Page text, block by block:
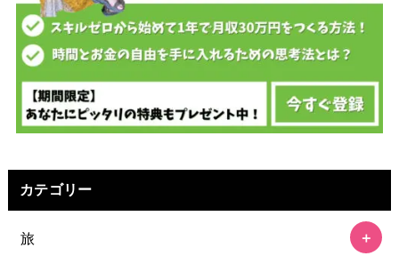
カテゴリー
旅